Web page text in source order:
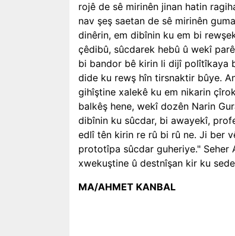
rojê de sê mirinên jinan hatin
nav şeş saetan de sê mirinên
dinêrin, em dibînin ku em bi
çêdibû, sûcdarek hebû û wekî
bi bandor bê kirin li dijî polîtîkaya
dide ku rewş hîn tirsnaktir bûye.
gihîştine xalekê ku em nikarin
balkêş hene, wekî dozên Narin
dibînin ku sûcdar, bi awayekî,
edlî tên kirin re rû bi rû ne. Ji ber
prototîpa sûcdar guheriye."
xwekuştine û destnîşan kir ku
MA/AHMET KANBAL